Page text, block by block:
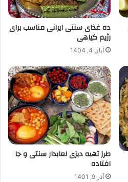
ده غذای سنتی ایرانی مناسب برای
رژیم گیاهی
آبان 4, 1404
طرز تهیه دیزی لعابدار سنتی و جا
افتاده
آذر 9, 1401